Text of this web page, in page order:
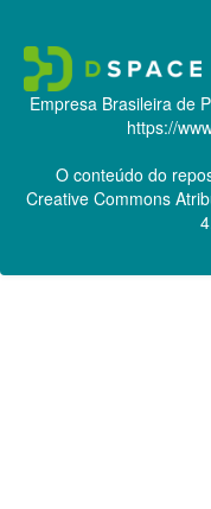
Empresa Brasileira de
https://
O conteúdo do
Creative Commons